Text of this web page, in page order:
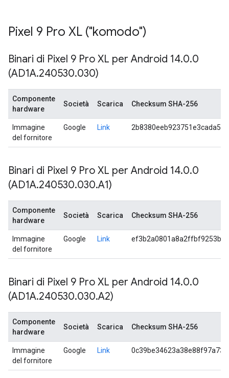
Pixel 9 Pro XL ("komodo")
Binari di Pixel 9 Pro XL per Android 14.0.0
(AD1A.240530.030)
Componente
hardware
Società Scarica Checksum SHA-256
Immagine
del fornitore
Google Link
Binari di Pixel 9 Pro XL per Android 14.0.0
(AD1A.240530.030.A1)
Componente
hardware
Società Scarica Checksum SHA-256
Immagine
del fornitore
Google Link
Binari di Pixel 9 Pro XL per Android 14.0.0
(AD1A.240530.030.A2)
Componente
hardware
Società Scarica Checksum SHA-256
Immagine
del fornitore
Google Link